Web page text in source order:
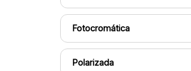
Fotocromática
Polarizada